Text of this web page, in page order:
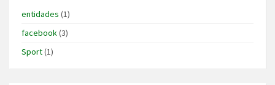
entidades (1)
facebook(3)
Sport(1)